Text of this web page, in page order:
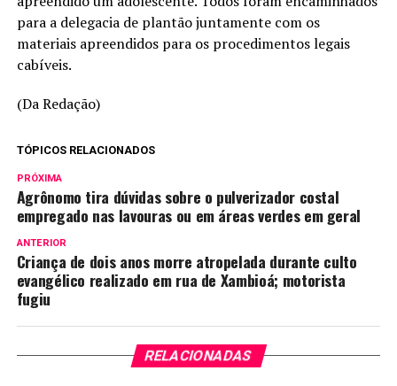
para a delegacia de plantão juntamente com os
materiais apreendidos para os procedimentos legais
cabíveis.
(Da Redação)
TÓPICOS RELACIONADOS
PRÓXIMA
Agrônomo tira dúvidas sobre o pulverizador costal
empregado nas lavouras ou em áreas verdes em geral
ANTERIOR
Criança de dois anos morre atropelada durante culto
evangélico realizado em rua de Xambioá; motorista
fugiu
RELACIONADAS